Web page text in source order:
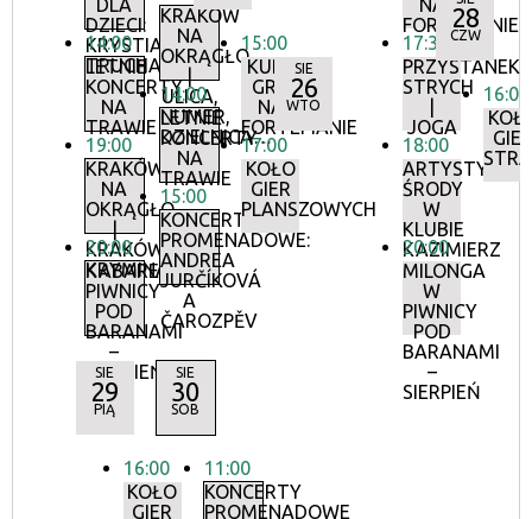
DLA
DZIECI:
KRYSTIAN
TRUCHALSKI
14:00
LETNIE
KONCERTY
NA
TRAWIE
19:00
KRAKÓW
NA
OKRĄGŁO
|
KRAKÓW
KRYMINALNY
20:00
KABARET
PIWNICY
POD
BARANAMI
–
SIERPIEŃ
KRAKÓW
NA
OKRĄGŁO
|
ULICA,
NUMER,
DZIELNICA…
14:00
LETNIE
KONCERTY
NA
TRAWIE
15:00
KONCERTY
PROMENADOWE:
ANDREA
JURČÍKOVÁ
A
ČAROZPĚV
15:00
KURS
GRY
NA
FORTEPIANIE
17:00
KOŁO
GIER
PLANSZOWYCH
SIE
26
WTO
NA
FORTEPIANIE
17:30
PRZYSTANEK
STRYCH
JOGA
18:00
ŚRODY
W
KLUBIE
KAZIMIERZ
20:00
MILONGA
W
PIWNICY
POD
BARANAMI
–
SIERPIEŃ
28
CZW
16:00
GIER
SIE
29
PIĄ
16:00
KOŁO
GIER
SIE
30
SOB
11:00
KONCERTY
PROMENADOWE